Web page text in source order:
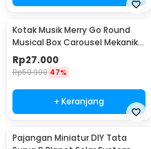
Kotak Musik Merry Go Round
Musical Box Carousel Mekanikal
- HD-Y02
Rp27.000
Rp50.900 47%
+ Keranjang
Pajangan Miniatur DIY Tata